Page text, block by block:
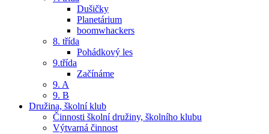
Dušičky
Planetárium
boomwhackers
8. třída
Pohádkový les
9.třída
Začínáme
9. A
9. B
Družina, školní klub
Činnosti školní družiny, školního klubu
Výtvarná činnost